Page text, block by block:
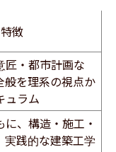
特徴
匠・都市計画な
般を理系の視点か
ュラム
、構造・施工・
実践的な建築工学